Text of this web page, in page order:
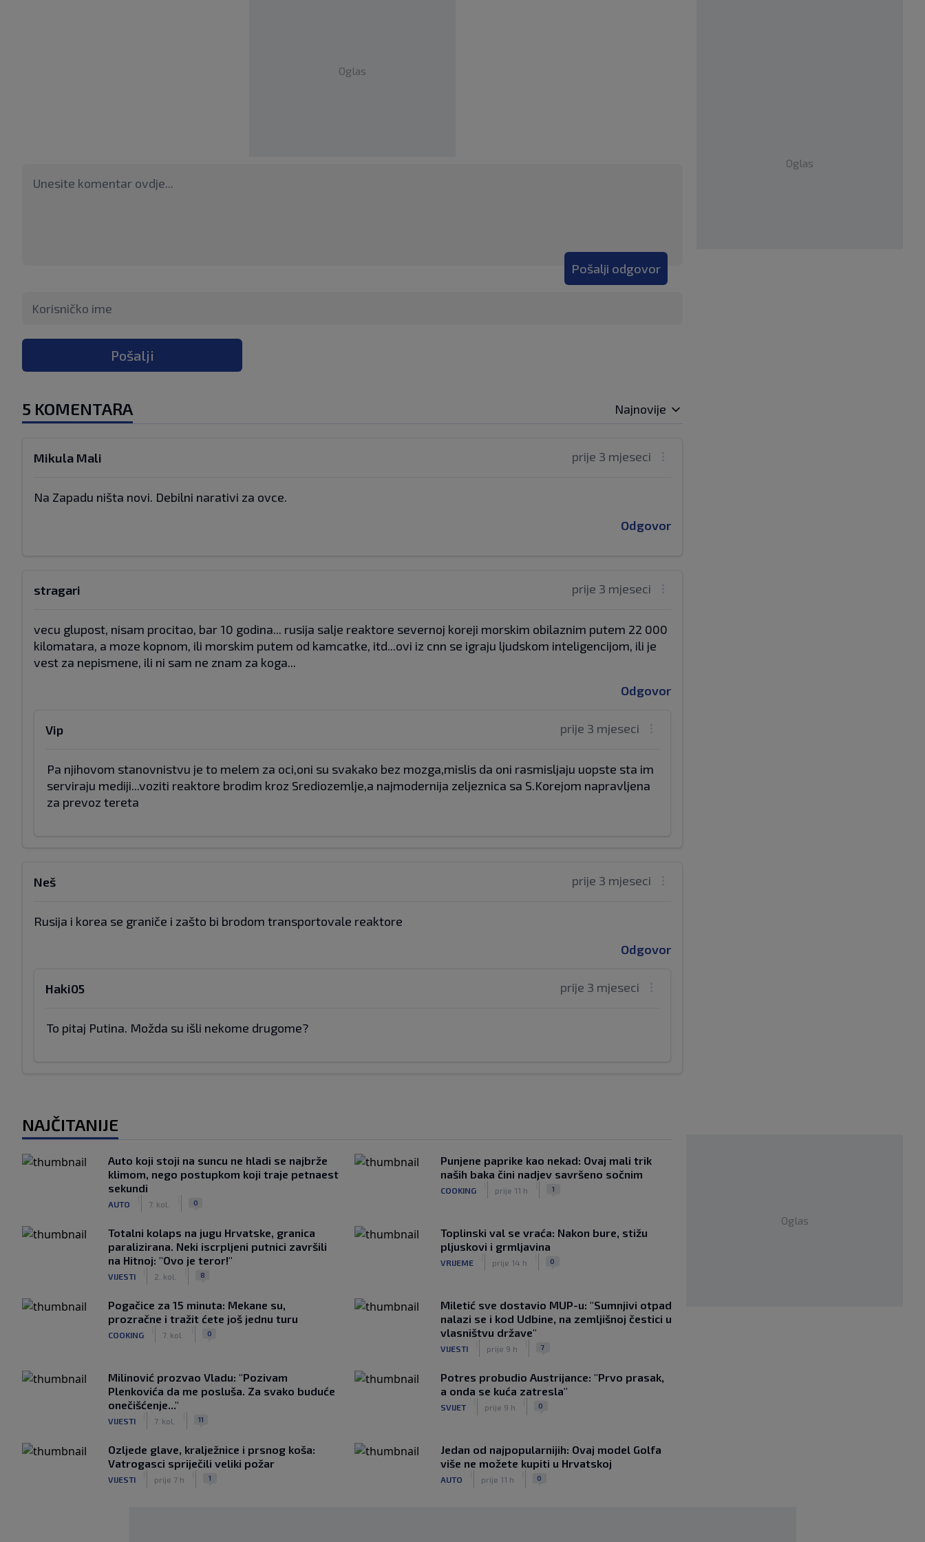
Oglas
Pošalji odgovor
Pošalji
5 KOMENTARA Najnovije
prije 3 mjeseci
Mikula Mali
Na Zapadu ništa novi. Debilni narativi za ovce.
Odgovor
prije 3 mjeseci
stragari
vecu glupost, nisam procitao, bar 10 godina... rusija salje reaktore severnoj koreji morskim obilaznim putem 22 000
kilomatara, a moze kopnom, ili morskim putem od kamcatke, itd...ovi iz cnn se igraju ljudskom inteligencijom, ili je
vest za nepismene, ili ni sam ne znam za koga...
Odgovor
prije 3 mjeseci
Vip
Pa njihovom stanovnistvu je to melem za oci,oni su svakako bez mozga,mislis da oni rasmisljaju uopste sta im
serviraju mediji...voziti reaktore brodim kroz Srediozemlje,a najmodernija zeljeznica sa S.Korejom napravljena
za prevoz tereta
prije 3 mjeseci
Neš
Rusija i korea se graniče i zašto bi brodom transportovale reaktore
Odgovor
prije 3 mjeseci
Haki05
To pitaj Putina. Možda su išli nekome drugome?
Oglas
NAJČITANIJE
Auto koji stoji na suncu ne hladi se najbrže
klimom, nego postupkom koji traje petnaest
sekundi
AUTO 7. kol. 0
Punjene paprike kao nekad: Ovaj mali trik
naših baka čini nadjev savršeno sočnim
COOKING prije 11 h 1
Totalni kolaps na jugu Hrvatske, granica
paralizirana. Neki iscrpljeni putnici završili
na Hitnoj: "Ovo je teror!"
VIJESTI 2. kol. 8
Toplinski val se vraća: Nakon bure, stižu
pljuskovi i grmljavina
VRIJEME prije 14 h 0
Pogačice za 15 minuta: Mekane su,
prozračne i tražit ćete još jednu turu
COOKING 7. kol. 0
Miletić sve dostavio MUP-u: "Sumnjivi otpad
nalazi se i kod Udbine, na zemljišnoj čestici u
vlasništvu države"
VIJESTI prije 9 h 7
Milinović prozvao Vladu: "Pozivam
Plenkovića da me posluša. Za svako buduće
onečišćenje..."
VIJESTI 7. kol. 11
Potres probudio Austrijance: "Prvo prasak,
a onda se kuća zatresla"
SVIJET prije 9 h 0
Ozljede glave, kralježnice i prsnog koša:
Vatrogasci spriječili veliki požar
VIJESTI prije 7 h 1
Jedan od najpopularnijih: Ovaj model Golfa
više ne možete kupiti u Hrvatskoj
AUTO prije 11 h 0
Oglas